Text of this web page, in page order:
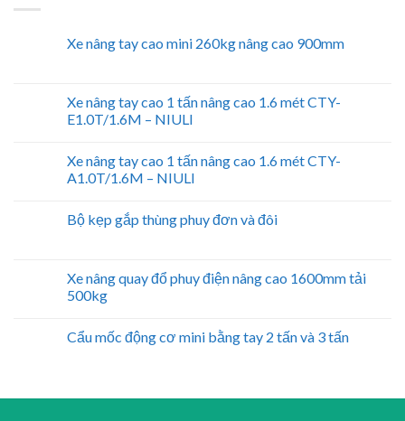
Xe nâng tay cao mini 260kg nâng cao 900mm
Xe nâng tay cao 1 tấn nâng cao 1.6 mét CTY-
E1.0T/1.6M – NIULI
Xe nâng tay cao 1 tấn nâng cao 1.6 mét CTY-
A1.0T/1.6M – NIULI
Bộ kẹp gắp thùng phuy đơn và đôi
Xe nâng quay đổ phuy điện nâng cao 1600mm tải
500kg
Cẩu mốc động cơ mini bằng tay 2 tấn và 3 tấn